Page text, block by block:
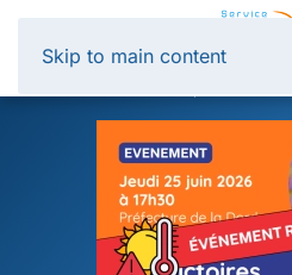
Skip to main content
Panneau de gestion des cookies